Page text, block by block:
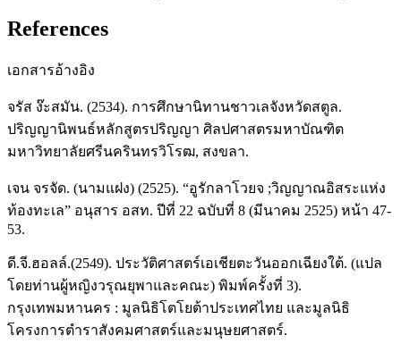
References
เอกสารอ้างอิง
จรัส ง๊ะสมัน. (2534). การศึกษานิทานชาวเลจังหวัดสตูล.
ปริญญานิพนธ์หลักสูตรปริญญา ศิลปศาสตรมหาบัณฑิต
มหาวิทยาลัยศรีนครินทรวิโรฒ, สงขลา.
เจน จรจัด. (นามแฝง) (2525). “อูรักลาโวยจ ;วิญญาณอิสระแห่ง
ท้องทะเล” อนุสาร อสท. ปีที่ 22 ฉบับที่ 8 (มีนาคม 2525) หน้า 47-
53.
ดี.จี.ฮอลล์.(2549). ประวัติศาสตร์เอเชียตะวันออกเฉียงใต้. (แปล
โดยท่านผู้หญิงวรุณยุพาและคณะ) พิมพ์ครั้งที่ 3).
กรุงเทพมหานคร : มูลนิธิโตโยต้าประเทศไทย และมูลนิธิ
โครงการตำราสังคมศาสตร์และมนุษยศาสตร์.